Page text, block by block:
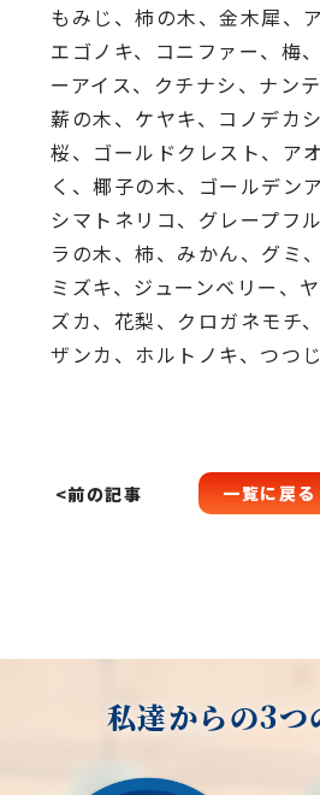
もみじ、柿の木、金木犀、ア
エゴノキ、コニファー、梅
ーアイス、 クチナシ、ナン
薪の木、ケヤキ、コノデカ
桜、 ゴールドクレスト、ア
く、椰子の木、 ゴールデン
シマトネリコ、 グレープフ
ラの木、柿、みかん、グミ、
ミズキ、ジューンベリー、
ズカ、 花梨、クロガネモチ
ザンカ、ホルトノキ、 つつ
<前の記事 一覧に戻る
私達からの3つ